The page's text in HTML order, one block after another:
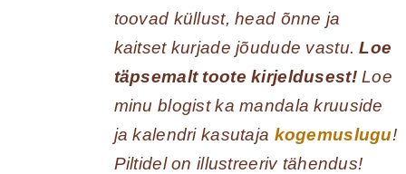
toovad küllust, head õnne ja
kaitset kurjade jõudude vastu.Loe
täpsemalt toote kirjeldusest!Loe
minu blogist ka mandala kruuside
ja kalendri kasutaja kogemuslugu!
Piltidel on illustreeriv tähendus!